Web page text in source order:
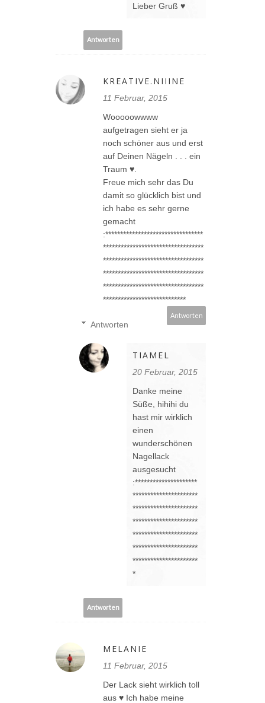
Lieber Gruß ♥
Antworten
KREATIVE.NIIINE
11 Februar, 2015
Wooooowwww
aufgetragen sieht er ja
noch schöner aus und erst
auf Deinen Nägeln . . . ein
Traum ♥.
Freue mich sehr das Du
damit so glücklich bist und
ich habe es sehr gerne
gemacht
:*********************************
**********************************
**********************************
**********************************
**********************************
****************************
Antworten
Antworten
TIAMEL
20 Februar, 2015
Danke meine
Süße, hihihi du
hast mir wirklich
einen
wunderschönen
Nagellack
ausgesucht
:*********************
**********************
**********************
**********************
**********************
**********************
**********************
*
Antworten
MELANIE
11 Februar, 2015
Der Lack sieht wirklich toll
aus ♥ Ich habe meine